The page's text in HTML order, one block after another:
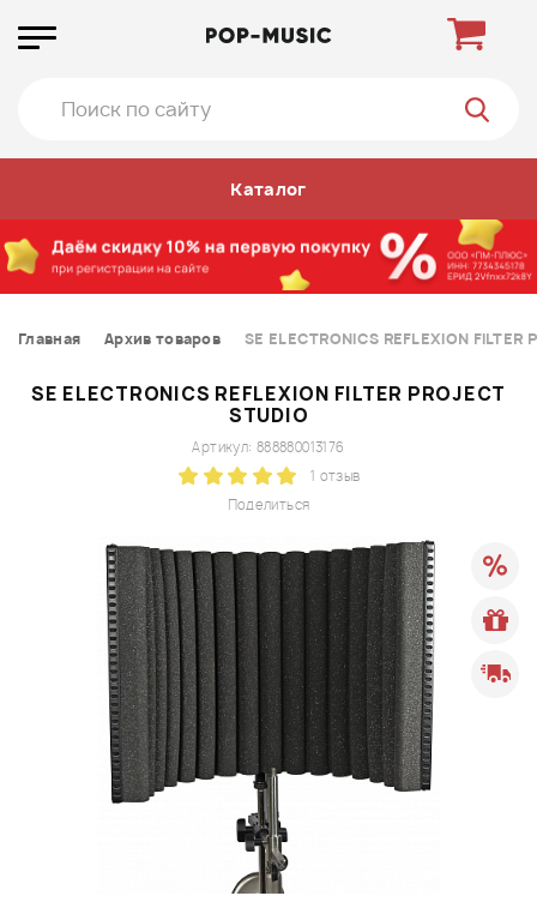
Каталог
Главная Архив товаров SE ELECTRONICS REFLEXION FILTER
SE ELECTRONICS REFLEXION FILTER PROJECT
STUDIO
Поделиться
Артикул: 888880013176
1 отзыв